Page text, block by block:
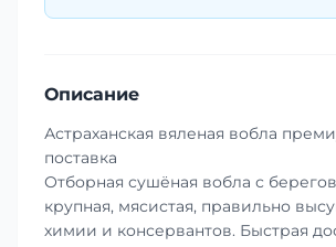
Описание
Астраханская вяленая вобла
поставка
Отборная сушёная вобла с
крупная, мясистая, правильно
химии и консервантов. Быстрая